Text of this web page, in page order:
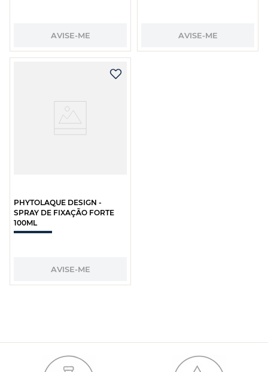
AVISE-ME AVISE-ME
PHYTOLAQUE DESIGN -
SPRAY DE FIXAÇÃO FORTE
100ML
AVISE-ME